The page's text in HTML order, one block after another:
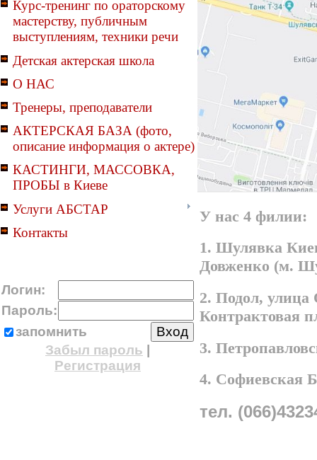
Курс-тренинг по ораторскому
мастерству, публичным
выступлениям, техники речи
Детская актерская школа
О НАС
Тренеры, преподаватели
АКТЕРСКАЯ БАЗА (фото,
описание информация о актере)
КАСТИНГИ, МАССОВКА,
ПРОБЫ в Киеве
Услуги АБСТАР
Контакты
Логин:
Пароль:
запомнить
Забыл пароль
Регистрация
У нас 4 филии:
1. Шулявка
Довженко (м.
2. Подол,
Контрактовая
3.
4. Софиевская
тел.